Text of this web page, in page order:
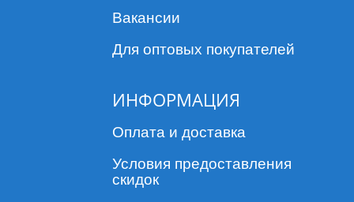
Вакансии
Для оптовых покупателей
ИНФОРМАЦИЯ
Оплата и доставка
Условия предоставления
скидок